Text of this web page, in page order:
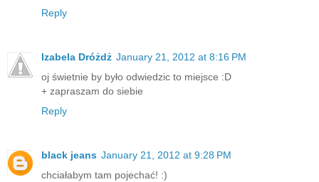
Reply
Izabela Dróżdż January 21, 2012 at 8:16 PM
oj świetnie by było odwiedzic to miejsce :D
+ zapraszam do siebie
Reply
black jeans January 21, 2012 at 9:28 PM
chciałabym tam pojechać! :)